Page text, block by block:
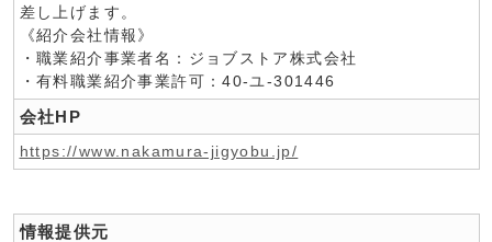
差し上げます。
《紹介会社情報》
・職業紹介事業者名：ジョブストア株式会社
・有料職業紹介事業許可：40-ユ-301446
会社HP
https://www.nakamura-jigyobu.jp/
情報提供元